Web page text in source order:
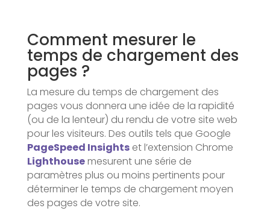
Comment mesurer le
temps de chargement des
pages ?
La mesure du temps de chargement des
pages vous donnera une idée de la rapidité
(ou de la lenteur) du rendu de votre site web
pour les visiteurs. Des outils tels que Google
PageSpeed Insightset l’extension Chrome
Lighthousemesurent une série de
paramètres plus ou moins pertinents pour
déterminer le temps de chargement moyen
des pages de votre site.